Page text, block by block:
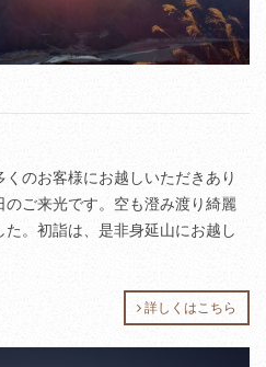
のお客様にお越しいただきあり
ご来光です。空も澄み渡り綺麗
。初詣は、是非身延山にお越し
詳しくはこちら